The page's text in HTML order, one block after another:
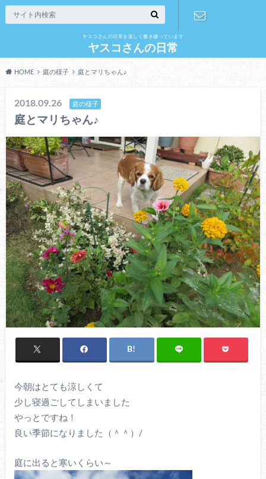
ヤスコさんの日常を楽しく書き綴っています
ヤスコさんの日常
HOME 庭の様子 庭とマリちゃん♪
2018.09.26 庭の様子
庭とマリちゃん♪
今朝はとても涼しくて
少し寝過ごしてしまいました
やっとですね！
良い季節になりました（＾＾）/
庭に出ると寒いくらい～